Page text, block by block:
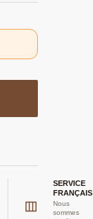
SERVICE
FRANÇAIS
Nous
sommes